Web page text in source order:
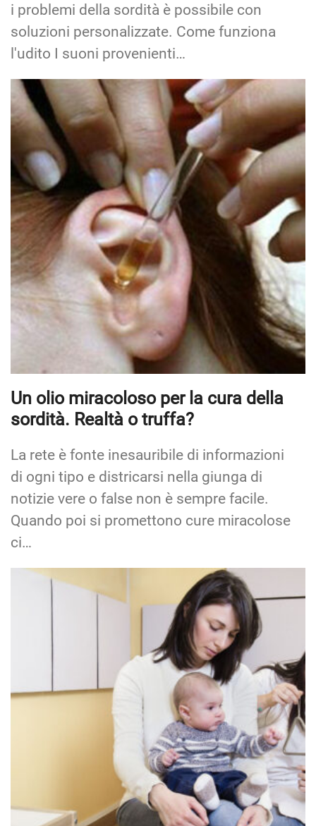
i problemi della sordità è possibile con
soluzioni personalizzate. Come funziona
l'udito I suoni provenienti…
Un olio miracoloso per la cura della
sordità. Realtà o truffa?
La rete è fonte inesauribile di informazioni
di ogni tipo e districarsi nella giunga di
notizie vere o false non è sempre facile.
Quando poi si promettono cure miracolose
ci…